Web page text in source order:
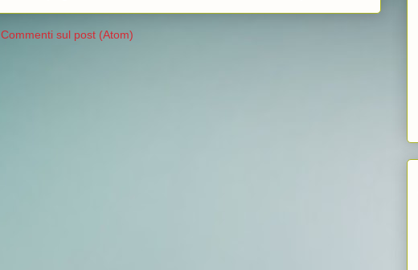
Commenti sul post (Atom)